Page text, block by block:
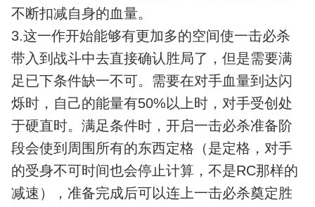
不断扣减自身的血量。
3.这一作开始能够有更加多的空间使一击必杀
带入到战斗中去直接确认胜局了，但是需要满
足已下条件缺一不可。需要在对手血量到达闪
烁时，自己的能量有50%以上时，对手受创处
于硬直时。满足条件时，开启一击必杀准备阶
段会使到周围所有的东西定格（是定格，对手
的受身不可时间也会停止计算，不是RC那样的
减速），准备完成后可以连上一击必杀奠定胜